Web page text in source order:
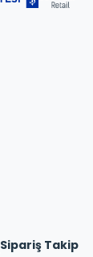
Sipariş Takip